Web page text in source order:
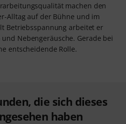
machen den
Alltag auf der Bühne und im
Betriebsspannung arbeitet er
Nebengeräusche. Gerade bei
entscheidende Rolle.
die sich dieses
haben